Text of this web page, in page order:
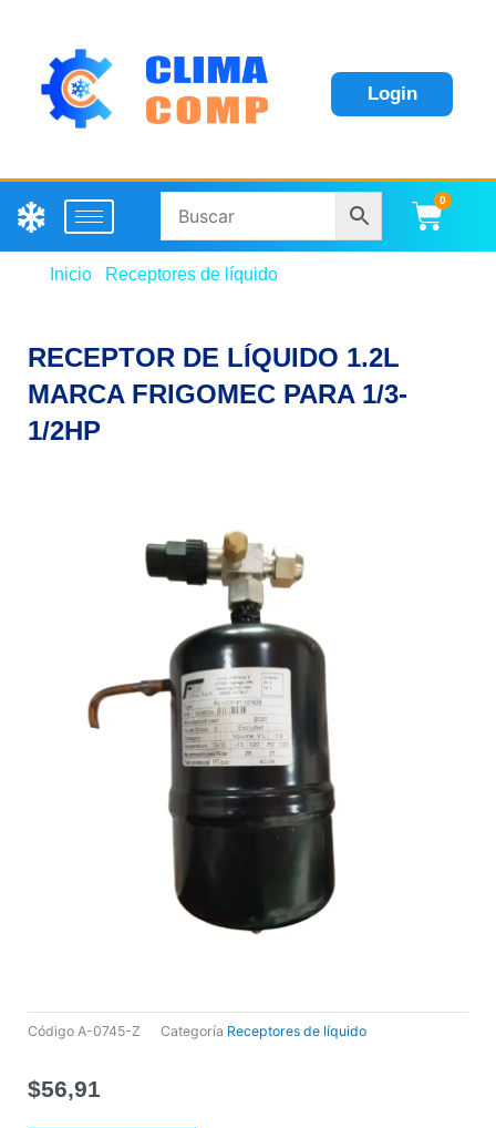
Login
0
Inicio Receptores de líquido
RECEPTOR DE LÍQUIDO 1.2L
MARCA FRIGOMEC PARA 1/3-
1/2HP
Código A-0745-Z Categoría Receptores de líquido
$56,91